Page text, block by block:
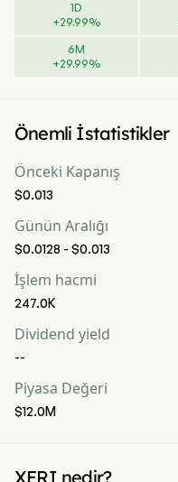
1D
+29.99%
6M
+29.99%
Önemli İstatistikler
Önceki Kapanış
$0.013
Günün Aralığı
$0.0128 - $0.013
İşlem hacmi
247.0K
Dividend yield
--
Piyasa Değeri
$12.0M
XERI nedir?